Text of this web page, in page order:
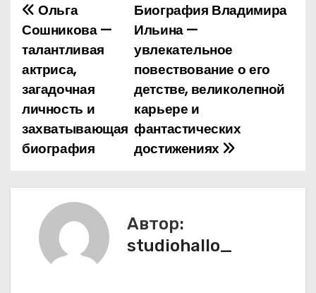
Н
а
в
и
г
ц
Биография Владимира
Ильина —
увлекательное
повествование о его
детстве, великолепной
карьере и
фантастических
достижениях
Ольга
Сошникова —
талантливая
актриса,
загадочная
личность и
захватывающая
биография
Автор:
studiohallo_